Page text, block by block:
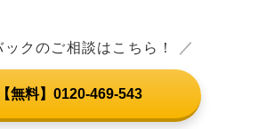
ックのご相談はこちら！ ／
無料】0120-469-543